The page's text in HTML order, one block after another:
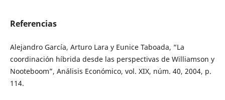
Referencias
Alejandro García, Arturo Lara y Eunice Taboada, “La
coordinación híbrida desde las perspectivas de Williamson y
Nooteboom”, Análisis Económico, vol. XIX, núm. 40, 2004, p.
114.